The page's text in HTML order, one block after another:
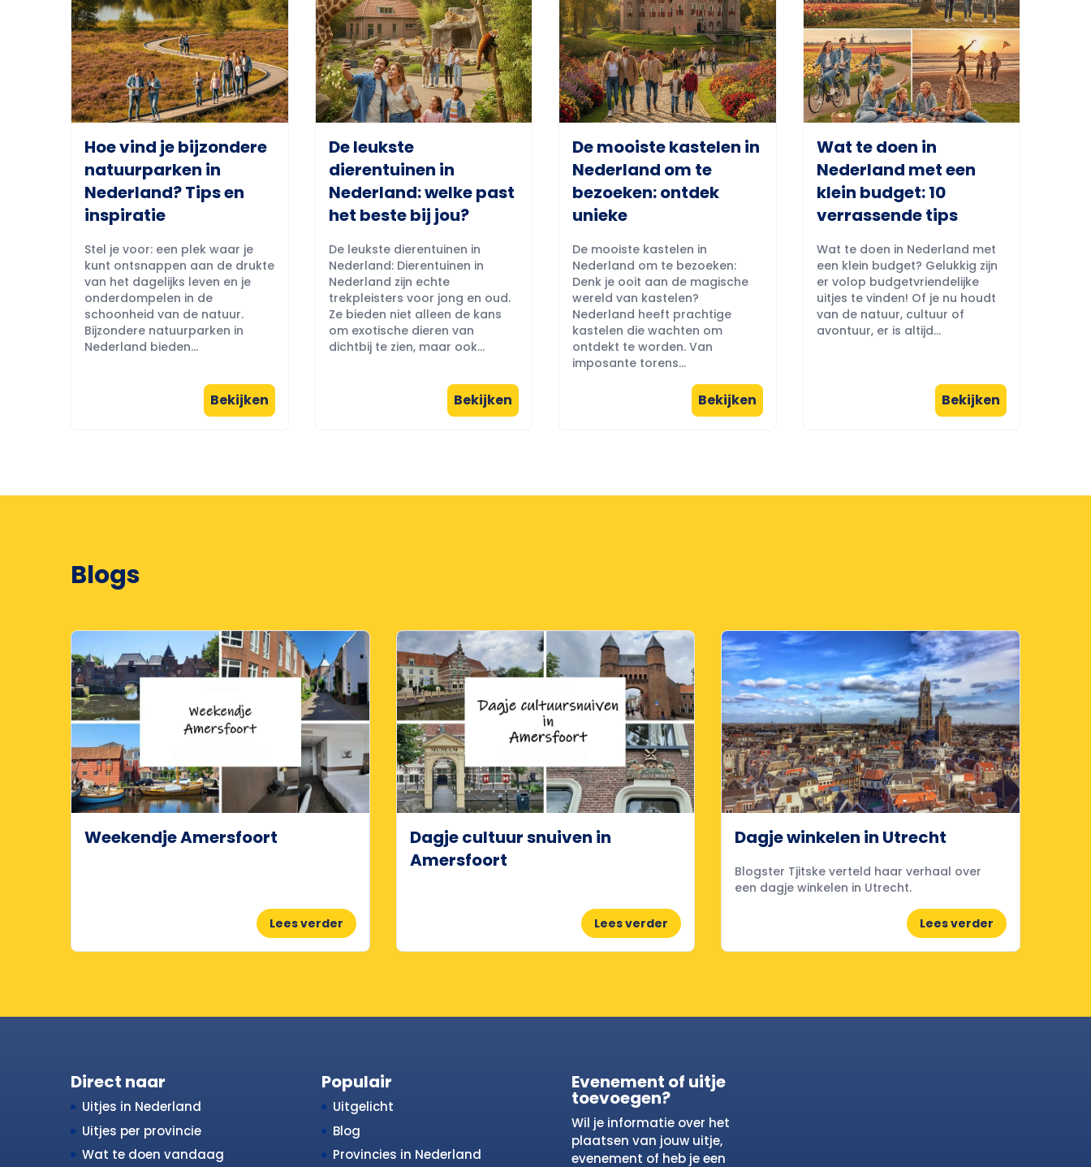
Hoe vind je bijzondere
natuurparken in
Nederland? Tips en
inspiratie
Stel je voor: een plek waar je
kunt ontsnappen aan de drukte
van het dagelijks leven en je
onderdompelen in de
schoonheid van de natuur.
Bijzondere natuurparken in
Nederland bieden...
Bekijken
De leukste
dierentuinen in
Nederland: welke past
het beste bij jou?
De leukste dierentuinen in
Nederland: Dierentuinen in
Nederland zijn echte
trekpleisters voor jong en oud.
Ze bieden niet alleen de kans
om exotische dieren van
dichtbij te zien, maar ook...
Bekijken
De mooiste kastelen in
Nederland om te
bezoeken: ontdek
unieke
De mooiste kastelen in
Nederland om te bezoeken:
Denk je ooit aan de magische
wereld van kastelen?
Nederland heeft prachtige
kastelen die wachten om
ontdekt te worden. Van
imposante torens...
Bekijken
Wat te doen in
Nederland met een
klein budget: 10
verrassende tips
Wat te doen in Nederland met
een klein budget? Gelukkig zijn
er volop budgetvriendelijke
uitjes te vinden! Of je nu houdt
van de natuur, cultuur of
avontuur, er is altijd...
Bekijken
Blogs
Weekendje Amersfoort
Lees verder
Dagje cultuur snuiven in
Amersfoort
Lees verder
Dagje winkelen in Utrecht
Blogster Tjitske verteld haar verhaal over
een dagje winkelen in Utrecht.
Lees verder
Direct naar
Uitjes in Nederland
Uitjes per provincie
Wat te doen vandaag
Populair
Uitgelicht
Blog
Provincies in Nederland
Evenement of uitje
toevoegen?
Wil je informatie over het
plaatsen van jouw uitje,
evenement of heb je een